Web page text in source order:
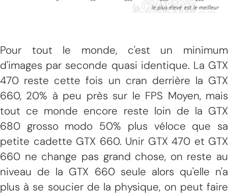
Pour tout le monde, c'est un minimum
d'images par seconde quasi identique. La GTX
470 reste cette fois un cran derrière la GTX
660, 20% à peu près sur le FPS Moyen, mais
tout ce monde encore reste loin de la GTX
680 grosso modo 50% plus véloce que sa
petite cadette GTX 660. Unir GTX 470 et GTX
660 ne change pas grand chose, on reste au
niveau de la GTX 660 seule alors qu'elle n'a
plus à se soucier de la physique, on peut faire